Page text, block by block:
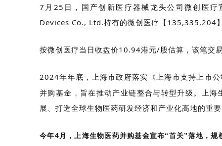
7月25日，国产创新医疗器械龙头公司微创医
Devices Co., Ltd.持有的微创医疗【135,335,204
按微创医疗当日收盘价10.94港元/股估算，该笔交
2024年年底，上海市政府落实《上海市支持上市
并购基金，旨在推动产业链整合与转型升级。上
展、打造全球生物医药研发经济和产业化高地的重要
今年4月，上海生物医药并购基金宣布“首关”落地，